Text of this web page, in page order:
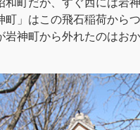
和町だが、すぐ西には岩
町」はこの飛石稲荷から
岩神町から外れたのはお